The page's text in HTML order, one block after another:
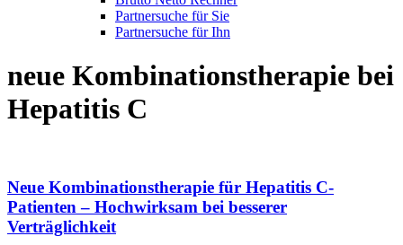
Partnersuche für Sie
Partnersuche für Ihn
neue Kombinationstherapie bei
Hepatitis C
Neue Kombinationstherapie für Hepatitis C-
Patienten – Hochwirksam bei besserer
Verträglichkeit